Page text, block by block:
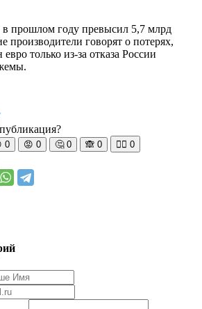
в прошлом году превысил 5,7 млрд
производители говорят о потерях,
только из-за отказа России
0 😡 0 🤔 0 🙈 0 🧘‍♀️ 0